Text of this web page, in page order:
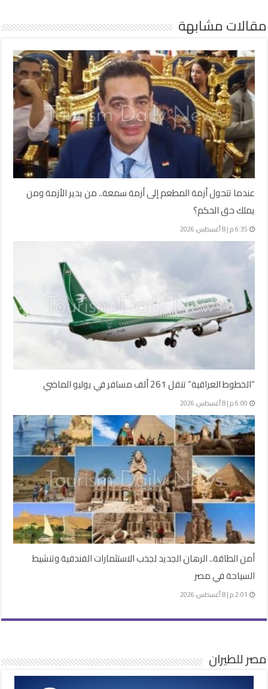
مقالات مشابهة
عندما تتحول أزمة المطعم إلى أزمة سمعة.. من يدير الأزمة ومن
يملك حق الحكم؟
6:35 م | 8 أغسطس، 2026
“الخطوط العراقية” تنقل 261 ألف مسافر في يوليو الماضي
6:00 م | 8 أغسطس، 2026
أمن الطاقة.. الرهان الجديد لجذب الاستثمارات الفندقية وتنشيط
السياحة في مصر
2:01 م | 8 أغسطس، 2026
مصر للطيران